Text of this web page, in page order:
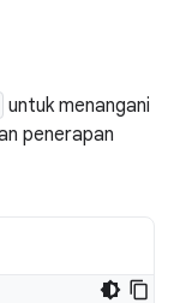
untuk menangani
penerapan